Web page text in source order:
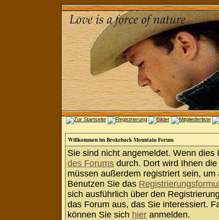
Willkommen im Brokeback Mountain Forum
Sie sind nicht angemeldet. Wenn
des Forums durch. Dort wird Ihnen
müssen außerdem registriert sein,
Benutzen Sie das
sich ausführlich über den
das Forum aus, das Sie interessiert.
können Sie sich hier anmelden.